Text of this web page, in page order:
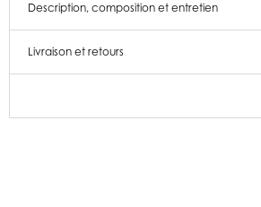
Description, composition et entretien
Livraison et retours